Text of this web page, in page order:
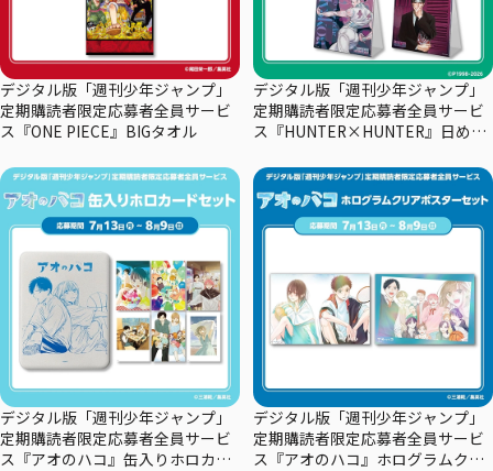
デジタル版「週刊少年ジャンプ」
定期購読者限定応募者全員サービ
ス『ONE PIECE』BIGタオル
デジタル版「週刊少年ジャンプ」
定期購読者限定応募者全員サービ
ス『HUNTER×HUNTER』日めく
デジタル版「週刊少年ジャンプ」
定期購読者限定応募者全員サービ
ス『アオのハコ』缶入りホロカー
デジタル版「週刊少年ジャンプ」
定期購読者限定応募者全員サービ
ス『アオのハコ』ホログラムクリ